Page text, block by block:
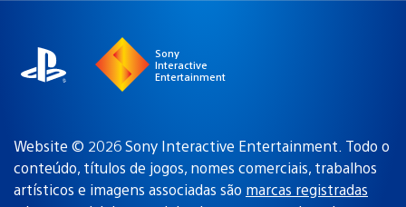
Sony
Interactive
Entertainment
Website © 2026 Sony Interactive Entertainment. Todo o
conteúdo, títulos de jogos, nomes comerciais, trabalhos
artísticos e imagens associadas são marcas registradas